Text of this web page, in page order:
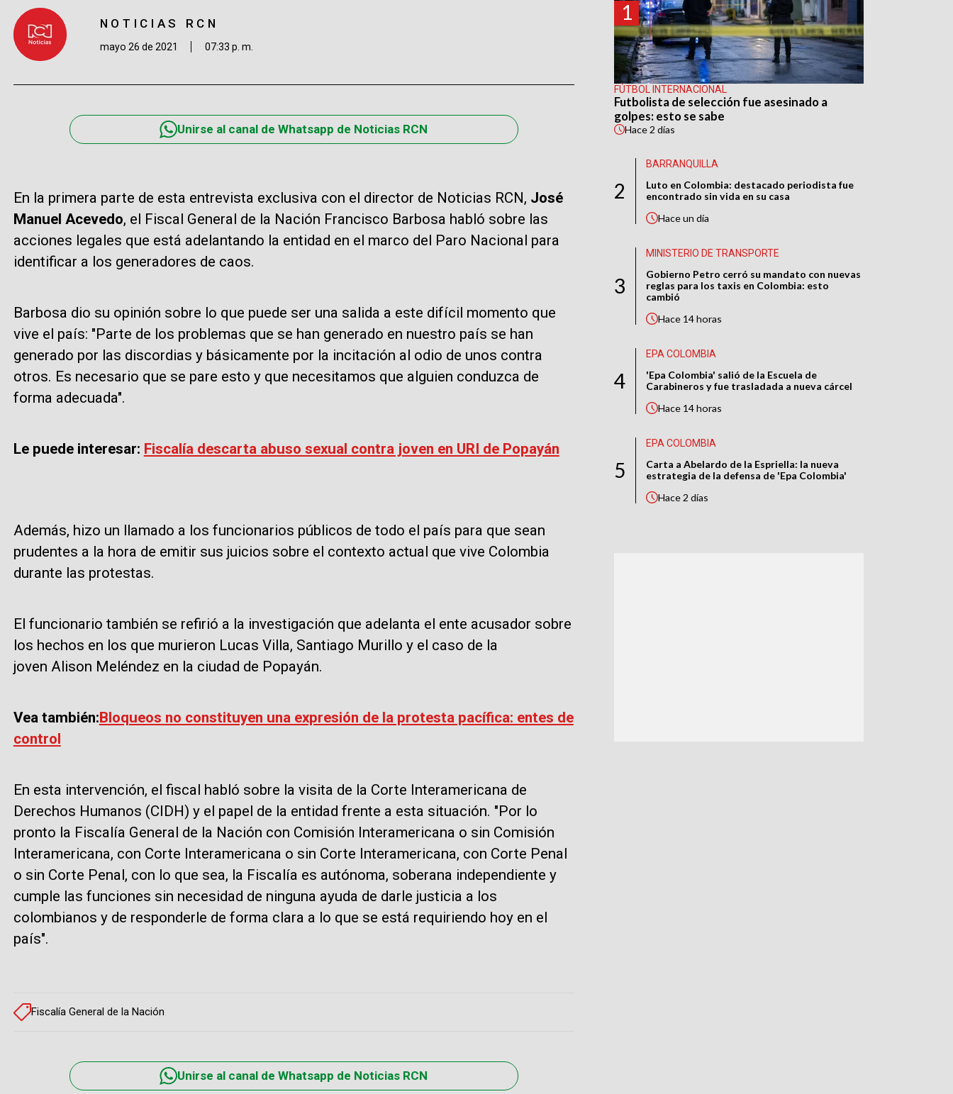
NOTICIAS RCN
mayo 26 de 2021 07:33 p. m.
Unirse al canal de Whatsapp de Noticias RCN
En la primera parte de esta entrevista exclusiva con el director de Noticias RCN, José
Manuel Acevedo, el Fiscal General de la Nación Francisco Barbosa habló sobre las
acciones legales que está adelantando la entidad en el marco del Paro Nacional para
identificar a los generadores de caos.
Barbosa dio su opinión sobre lo que puede ser una salida a este difícil momento que
vive el país: "Parte de los problemas que se han generado en nuestro país se han
generado por las discordias y básicamente por la incitación al odio de unos contra
otros. Es necesario que se pare esto y que necesitamos que alguien conduzca de
forma adecuada".
Le puede interesar: Fiscalía descarta abuso sexual contra joven en URI de Popayán
Además, hizo un llamado a los funcionarios públicos de todo el país para que sean
prudentes a la hora de emitir sus juicios sobre el contexto actual que vive Colombia
durante las protestas.
El funcionario también se refirió a la investigación que adelanta el ente acusador sobre
los hechos en los que murieron Lucas Villa, Santiago Murillo y el caso de la
joven Alison Meléndez en la ciudad de Popayán.
Vea también:Bloqueos no constituyen una expresión de la protesta pacífica: entes de
control
En esta intervención, el fiscal habló sobre la visita de la Corte Interamericana de
Derechos Humanos (CIDH) y el papel de la entidad frente a esta situación. "Por lo
pronto la Fiscalía General de la Nación con Comisión Interamericana o sin Comisión
Interamericana, con Corte Interamericana o sin Corte Interamericana, con Corte Penal
o sin Corte Penal, con lo que sea, la Fiscalía es autónoma, soberana independiente y
cumple las funciones sin necesidad de ninguna ayuda de darle justicia a los
colombianos y de responderle de forma clara a lo que se está requiriendo hoy en el
país".
Fiscalía General de la Nación
Unirse al canal de Whatsapp de Noticias RCN
1
FÚTBOL INTERNACIONAL
Futbolista de selección fue asesinado a
golpes: esto se sabe
Hace2 días
2
BARRANQUILLA
Luto en Colombia: destacado periodista fue
encontrado sin vida en su casa
Haceun día
3
MINISTERIO DE TRANSPORTE
Gobierno Petro cerró su mandato con nuevas
reglas para los taxis en Colombia: esto
cambió
Hace 14 horas
4
EPA COLOMBIA
'Epa Colombia' salió de la Escuela de
Carabineros y fue trasladada a nueva cárcel
Hace 14 horas
5
EPA COLOMBIA
Carta a Abelardo de la Espriella: la nueva
estrategia de la defensa de 'Epa Colombia'
Hace2 días